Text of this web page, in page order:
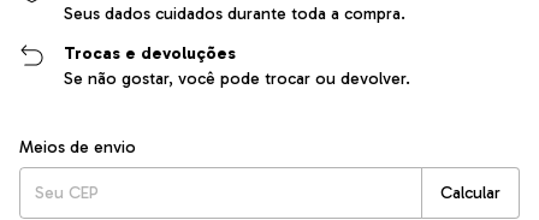
Seus dados cuidados durante toda a compra.
Trocas e devoluções
Se não gostar, você pode trocar ou devolver.
Entregas para o CEP:
Meios de envio
Calcular